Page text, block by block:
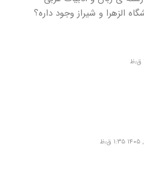
الزهرا و شیراز وجود داره؟